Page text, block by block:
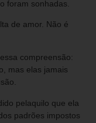
foram sonhadas.
de amor. Não é
compreensão:
mas elas jamais
pelaquilo que ela
padrões impostos